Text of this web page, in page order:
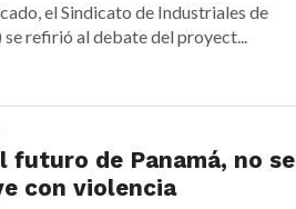
el Sindicato de Industriales de
se refirió al debate del proyect...
futuro de Panamá, no se
con violencia